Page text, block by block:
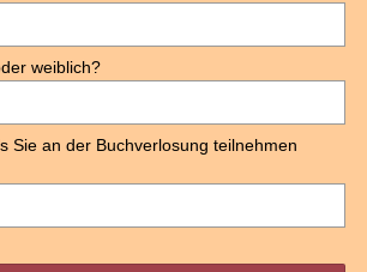
weiblich?
Sie an der Buchverlosung teilnehmen